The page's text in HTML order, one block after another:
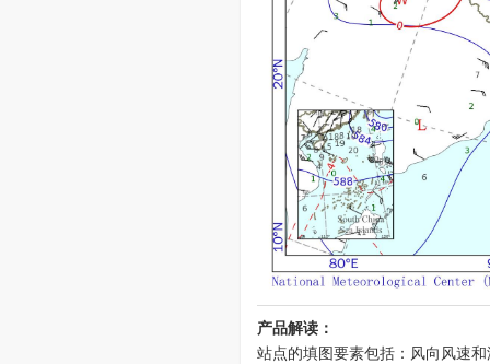
产品解读：
站点的填图要素包括：风向风速